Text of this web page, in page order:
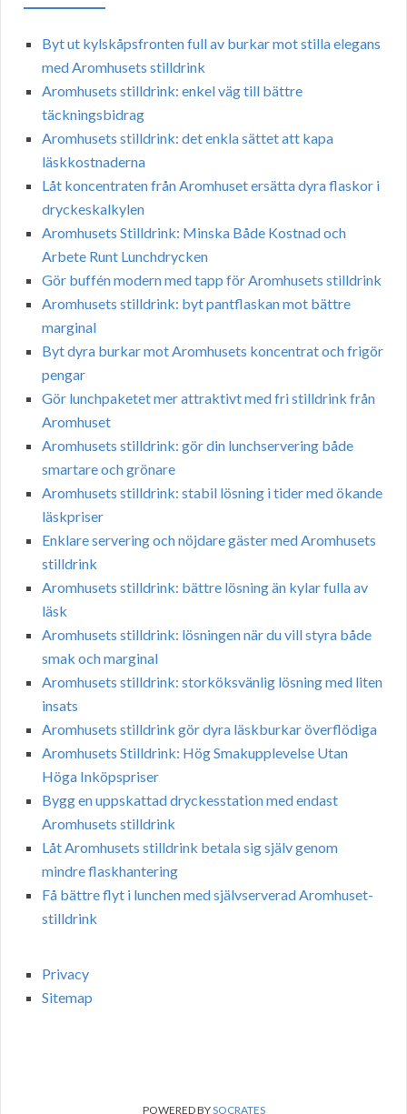
Byt ut kylskåpsfronten full av burkar mot stilla elegans
med Aromhusets stilldrink
Aromhusets stilldrink: enkel väg till bättre
täckningsbidrag
Aromhusets stilldrink: det enkla sättet att kapa
läskkostnaderna
Låt koncentraten från Aromhuset ersätta dyra flaskor i
dryckeskalkylen
Aromhusets Stilldrink: Minska Både Kostnad och
Arbete Runt Lunchdrycken
Gör buffén modern med tapp för Aromhusets stilldrink
Aromhusets stilldrink: byt pantflaskan mot bättre
marginal
Byt dyra burkar mot Aromhusets koncentrat och frigör
pengar
Gör lunchpaketet mer attraktivt med fri stilldrink från
Aromhuset
Aromhusets stilldrink: gör din lunchservering både
smartare och grönare
Aromhusets stilldrink: stabil lösning i tider med ökande
läskpriser
Enklare servering och nöjdare gäster med Aromhusets
stilldrink
Aromhusets stilldrink: bättre lösning än kylar fulla av
läsk
Aromhusets stilldrink: lösningen när du vill styra både
smak och marginal
Aromhusets stilldrink: storköksvänlig lösning med liten
insats
Aromhusets stilldrink gör dyra läskburkar överflödiga
Aromhusets Stilldrink: Hög Smakupplevelse Utan
Höga Inköpspriser
Bygg en uppskattad dryckesstation med endast
Aromhusets stilldrink
Låt Aromhusets stilldrink betala sig själv genom
mindre flaskhantering
Få bättre flyt i lunchen med självserverad Aromhuset-
stilldrink
Privacy
Sitemap
POWERED BYSOCRATES